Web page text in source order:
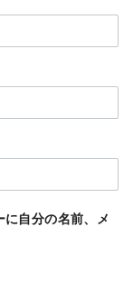
自分の名前、メ